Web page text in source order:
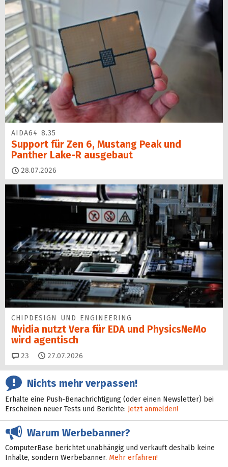
AIDA64 8.35
Support für Zen 6, Mustang Peak und
Panther Lake-R ausgebaut
28.07.2026
CHIPDESIGN UND ENGINEERING
Nvidia nutzt Vera für EDA und PhysicsNeMo
wird agentisch
23 Kommentare
27.07.2026
Nichts mehr verpassen!
Erhalte eine Push-Benachrichtigung (oder einen Newsletter) bei
Erscheinen neuer Tests und Berichte: Jetzt anmelden!
Warum Werbebanner?
ComputerBase berichtet unabhängig und verkauft deshalb keine
Inhalte, sondern Werbebanner. Mehr erfahren!